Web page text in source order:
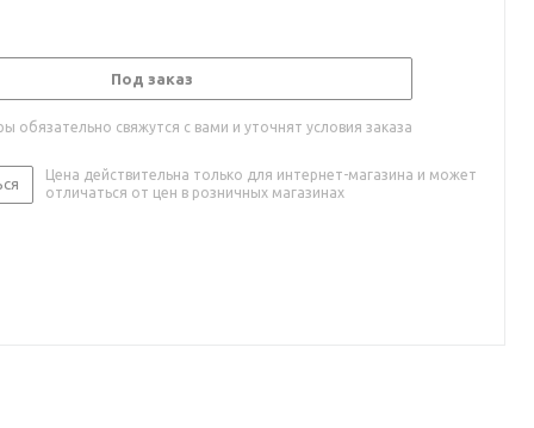
Под заказ
обязательно свяжутся с вами и уточнят условия заказа
Цена действительна только для интернет-магазина и может
отличаться от цен в розничных магазинах